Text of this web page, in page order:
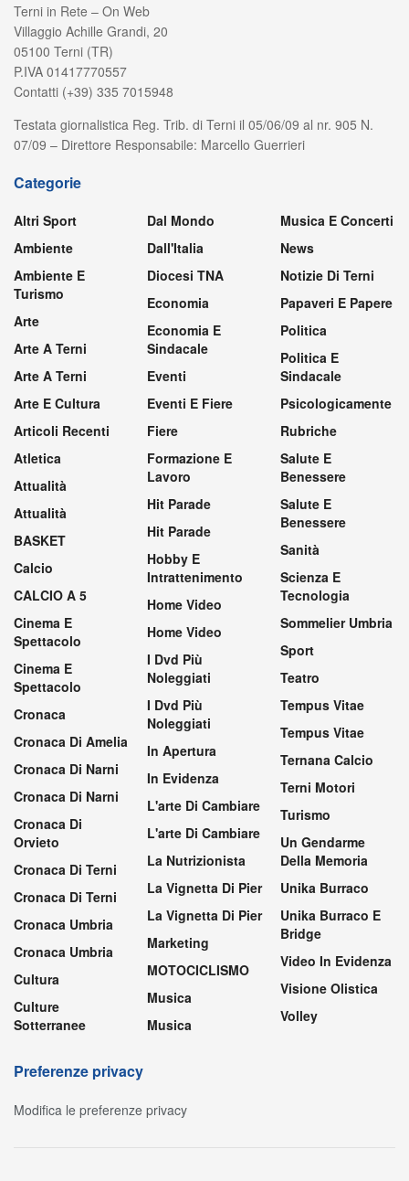
Terni in Rete – On Web
Villaggio Achille Grandi, 20
05100 Terni (TR)
P.IVA 01417770557
Contatti (+39) 335 7015948
Testata giornalistica Reg. Trib. di Terni il 05/06/09 al nr. 905 N.
07/09 – Direttore Responsabile: Marcello Guerrieri
Categorie
Altri Sport
Ambiente
Ambiente E
Turismo
Arte
Arte A Terni
Arte A Terni
Arte E Cultura
Articoli Recenti
Atletica
Attualità
Attualità
BASKET
Calcio
CALCIO A 5
Cinema E
Spettacolo
Cinema E
Spettacolo
Cronaca
Cronaca Di Amelia
Cronaca Di Narni
Cronaca Di Narni
Cronaca Di
Orvieto
Cronaca Di Terni
Cronaca Di Terni
Cronaca Umbria
Cronaca Umbria
Cultura
Culture
Sotterranee
Dal Mondo
Dall'Italia
Diocesi TNA
Economia
Economia E
Sindacale
Eventi
Eventi E Fiere
Fiere
Formazione E
Lavoro
Hit Parade
Hit Parade
Hobby E
Intrattenimento
Home Video
Home Video
I Dvd Più
Noleggiati
I Dvd Più
Noleggiati
In Apertura
In Evidenza
L'arte Di Cambiare
L'arte Di Cambiare
La Nutrizionista
La Vignetta Di Pier
La Vignetta Di Pier
Marketing
MOTOCICLISMO
Musica
Musica
Musica E Concerti
News
Notizie Di Terni
Papaveri E Papere
Politica
Politica E
Sindacale
Psicologicamente
Rubriche
Salute E
Benessere
Salute E
Benessere
Sanità
Scienza E
Tecnologia
Sommelier Umbria
Sport
Teatro
Tempus Vitae
Tempus Vitae
Ternana Calcio
Terni Motori
Turismo
Un Gendarme
Della Memoria
Unika Burraco
Unika Burraco E
Bridge
Video In Evidenza
Visione Olistica
Volley
Preferenze privacy
Modifica le preferenze privacy